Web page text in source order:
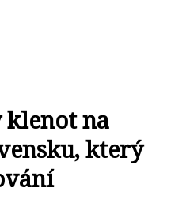
klenot na
který